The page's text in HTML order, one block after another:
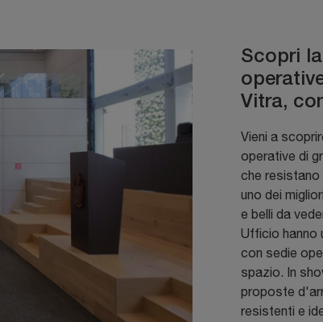
Scopri
Vitra,
Vieni a
operative di
che resistano
uno dei
e belli da
Ufficio hanno
con sedie
spazio. In
proposte
resistenti e